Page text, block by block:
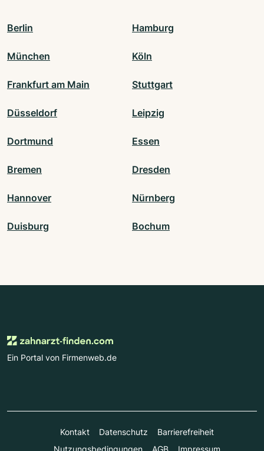
Berlin Hamburg
München Köln
Frankfurt am Main Stuttgart
Düsseldorf Leipzig
Dortmund Essen
Bremen Dresden
Hannover Nürnberg
Duisburg Bochum
Ein Portal von Firmenweb.de
Kontakt Datenschutz
Barrierefreiheit
Nutzungsbedingungen
AGB Impressum